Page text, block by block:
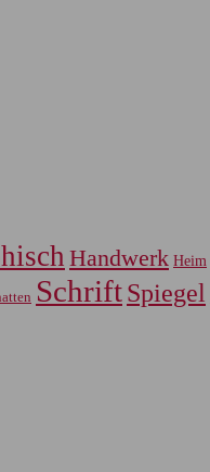
Handwerk Heim
SchriftSpiegel